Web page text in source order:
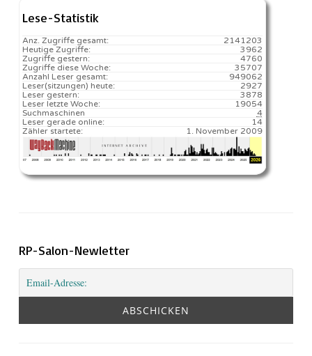
Lese-Statistik
2141203
Anz. Zugriffe gesamt:
3962
Heutige Zugriffe:
4760
Zugriffe gestern:
35707
Zugriffe diese Woche:
949062
Anzahl Leser gesamt:
2927️
Leser(sitzungen) heute:
3878
Leser gestern:
19054️
Leser letzte Woche:
4
Suchmaschinen
14
Leser gerade online:
1. November 2009
Zähler startete:
RP-Salon-Newletter